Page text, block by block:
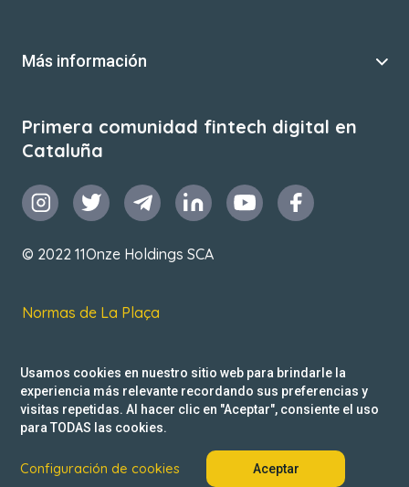
Más información
Primera comunidad fintech digital en
Cataluña
© 2022 11Onze Holdings SCA
Normas de La Plaça
Política de privacidad
Reclamacions
Usamos cookies en nuestro sitio web para brindarle la
experiencia más relevante recordando sus preferencias y
visitas repetidas. Al hacer clic en "Aceptar", consiente el uso
para TODAS las cookies.
Configuración de cookies Aceptar